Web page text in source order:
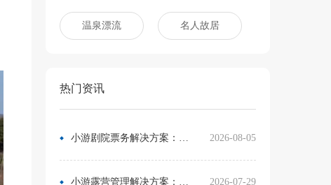
温泉漂流 名人故居
热门资讯
小游剧院票务解决方案：让观众像买电影票一样选座 2026-08-05
小游露营管理解决方案：无需再用Excel管营位 2026-07-29